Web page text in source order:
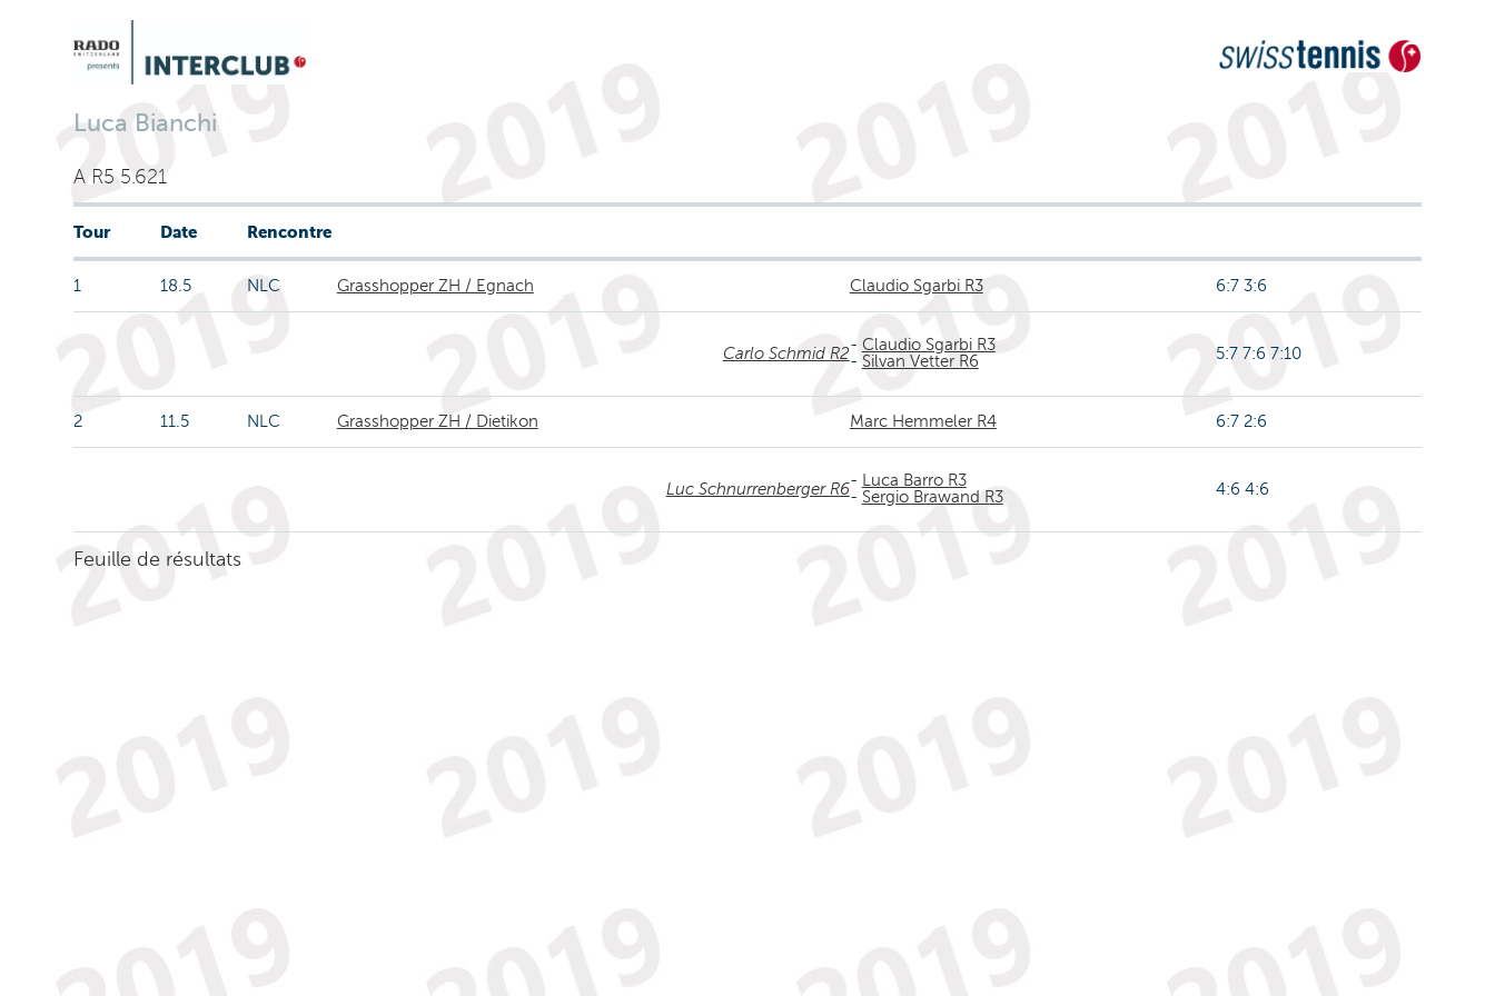
Luca Bianchi
A R5 5.621
Tour Date Rencontre
1 18.5 NLC Grasshopper ZH / Egnach Claudio Sgarbi R3 6:7 3:6
Carlo Schmid R2- Claudio Sgarbi R3
- Silvan Vetter R6 5:7 7:6 7:10
2 11.5 NLC Grasshopper ZH / Dietikon Marc Hemmeler R4 6:7 2:6
Luc Schnurrenberger R6-
Luca Barro R3
- Sergio Brawand R3 4:6 4:6
Feuille de résultats